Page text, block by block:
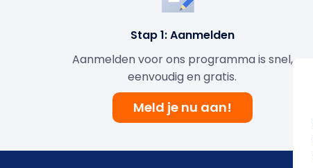
Stap 1: Aanmelden
Aanmelden voor ons programma is snel,
eenvoudig en gratis.
Meld je nu aan!